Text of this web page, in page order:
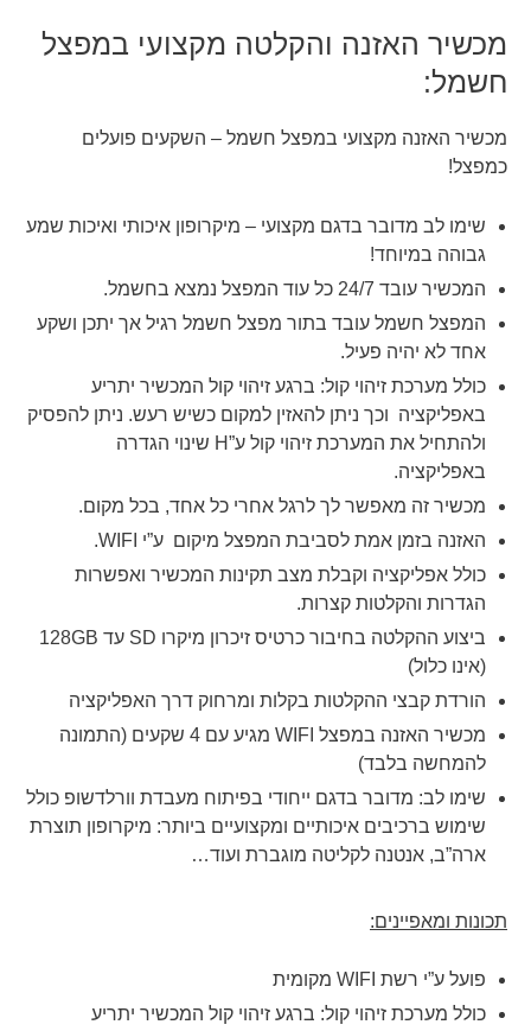
מכשיר האזנה והקלטה מקצועי במפצל
חשמל:
מכשיר האזנה מקצועי במפצל חשמל – השקעים פועלים
כמפצל!
שימו לב מדובר בדגם מקצועי – מיקרופון איכותי ואיכות שמע
גבוהה במיוחד!
המכשיר עובד 24/7 כל עוד המפצל נמצא בחשמל.
המפצל חשמל עובד בתור מפצל חשמל רגיל אך יתכן ושקע
אחד לא יהיה פעיל.
כולל מערכת זיהוי קול: ברגע זיהוי קול המכשיר יתריע
באפליקציה וכך ניתן להאזין למקום כשיש רעש. ניתן להפסיק
ולהתחיל את המערכת זיהוי קול ע”H שינוי הגדרה
באפליקציה.
מכשיר זה מאפשר לך לרגל אחרי כל אחד, בכל מקום.
האזנה בזמן אמת לסביבת המפצל מיקום ע”י WIFI.
כולל אפליקציה וקבלת מצב תקינות המכשיר ואפשרות
הגדרות והקלטות קצרות.
ביצוע ההקלטה בחיבור כרטיס זיכרון מיקרו SD עד 128GB
(אינו כלול)
הורדת קבצי ההקלטות בקלות ומרחוק דרך האפליקציה
מכשיר האזנה במפצל WIFI מגיע עם 4 שקעים (התמונה
להמחשה בלבד)
שימו לב: מדובר בדגם ייחודי בפיתוח מעבדת וורלדשופ כולל
שימוש ברכיבים איכותיים ומקצועיים ביותר: מיקרופון תוצרת
ארה”ב, אנטנה לקליטה מוגברת ועוד…
תכונות ומאפיינים:
פועל ע”י רשת WIFI מקומית
כולל מערכת זיהוי קול: ברגע זיהוי קול המכשיר יתריע